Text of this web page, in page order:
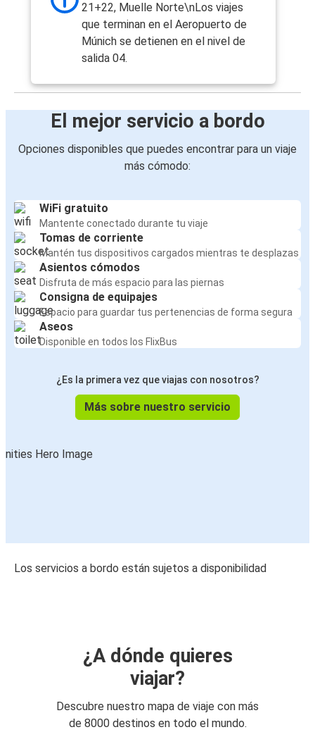
21+22, Muelle Norte\nLos viajes
que terminan en el Aeropuerto de
Múnich se detienen en el nivel de
salida 04.
El mejor servicio a bordo
Opciones disponibles que puedes encontrar para un viaje
más cómodo:
WiFi gratuito
Mantente conectado durante tu viaje
Tomas de corriente
Mantén tus dispositivos cargados mientras te desplazas
Asientos cómodos
Disfruta de más espacio para las piernas
Consigna de equipajes
Espacio para guardar tus pertenencias de forma segura
Aseos
Disponible en todos los FlixBus
¿Es la primera vez que viajas con nosotros?
Más sobre nuestro servicio
Los servicios a bordo están sujetos a disponibilidad
¿A dónde quieres
viajar?
Descubre nuestro mapa de viaje con más
de 8000 destinos en todo el mundo.